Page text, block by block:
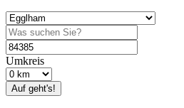
Umkreis
Auf geht's!